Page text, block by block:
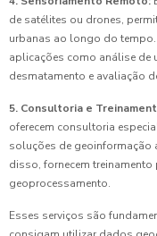
de satélites ou drones,
urbanas ao longo do
aplicações como análise
desmatamento e avaliação
5. Consultoria e
oferecem consultoria
soluções de geoinformação
disso, fornecem
geoprocessamento.
Esses serviços são